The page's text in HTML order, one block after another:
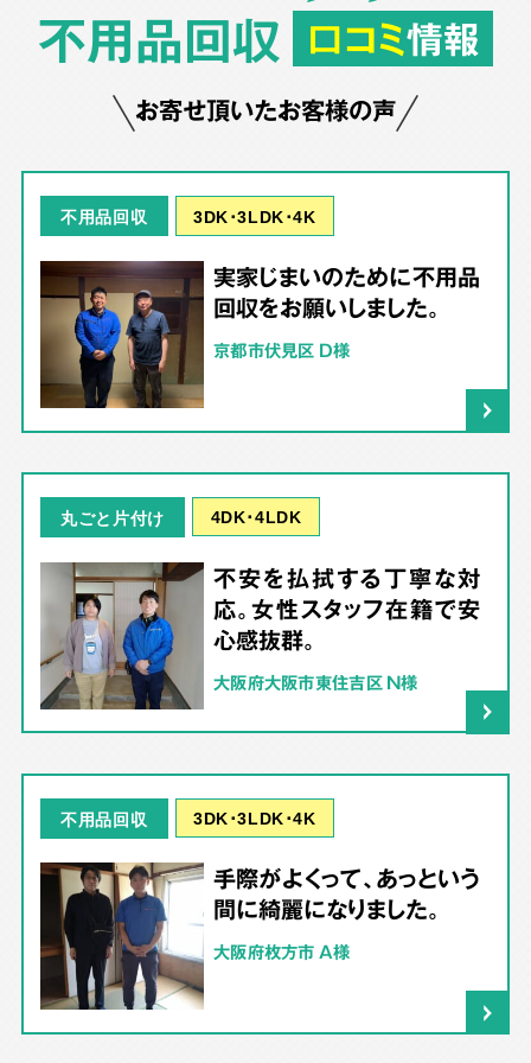
不用品回収 口コミ情報
お寄せ頂いたお客様の声
不用品回収 3DK･3LDK･4K
実家じまいのために不用品
回収をお願いしました。
京都市伏見区 D様
丸ごと片付け 4DK･4LDK
不安を払拭する丁寧な対
応。女性スタッフ在籍で安
心感抜群。
大阪府大阪市東住吉区 N様
不用品回収 3DK･3LDK･4K
手際がよくって、あっという
間に綺麗になりました。
大阪府枚方市 A様